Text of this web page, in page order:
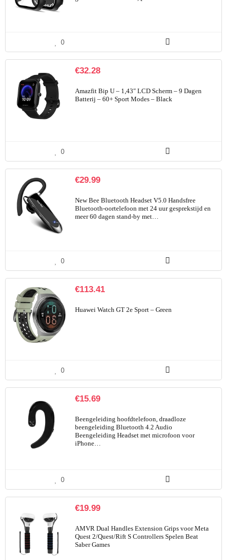
0
€32.28
Amazfit Bip U – 1,43″ LCD Scherm – 9 Dagen
Batterij – 60+ Sport Modes – Black
0
€29.99
New Bee Bluetooth Headset V5.0 Handsfree
Bluetooth-oortelefoon met 24 uur gesprekstijd en
meer 60 dagen stand-by met…
0
€113.41
Huawei Watch GT 2e Sport – Green
0
€15.69
Beengeleiding hoofdtelefoon, draadloze
beengeleiding Bluetooth 4.2 Audio
Beengeleiding Headset met microfoon voor
iPhone…
0
€19.99
AMVR Dual Handles Extension Grips voor Meta
Quest 2/Quest/Rift S Controllers Spelen Beat
Saber Games